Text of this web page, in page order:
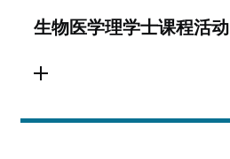
生物医学理学士课程活动